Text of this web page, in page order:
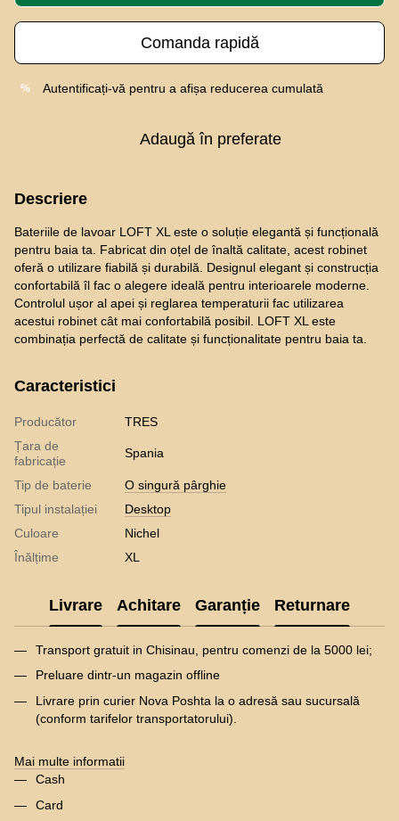
Comanda rapidă
% Autentificați-vă pentru a afișa reducerea cumulată
Adaugă în preferate
Descriere
Bateriile de lavoar LOFT XL este o soluție elegantă și funcțională
pentru baia ta. Fabricat din oțel de înaltă calitate, acest robinet
oferă o utilizare fiabilă și durabilă. Designul elegant și construcția
confortabilă îl fac o alegere ideală pentru interioarele moderne.
Controlul ușor al apei și reglarea temperaturii fac utilizarea
acestui robinet cât mai confortabilă posibil. LOFT XL este
combinația perfectă de calitate și funcționalitate pentru baia ta.
Caracteristici
Producător
TRES
Țara de
fabricație
Spania
Tip de baterie
O singură pârghie
Tipul instalației
Desktop
Culoare
Nichel
Înălțime
XL
Livrare Achitare Garanție Returnare
Transport gratuit in Chisinau, pentru comenzi de la 5000 lei;
Preluare dintr-un magazin offline
Livrare prin curier Nova Poshta la o adresă sau sucursală
(conform tarifelor transportatorului).
Mai multe informatii
Cash
Card